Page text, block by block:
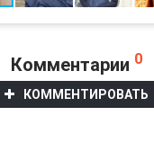
Комментарии 0
КОММЕНТИРОВАТЬ